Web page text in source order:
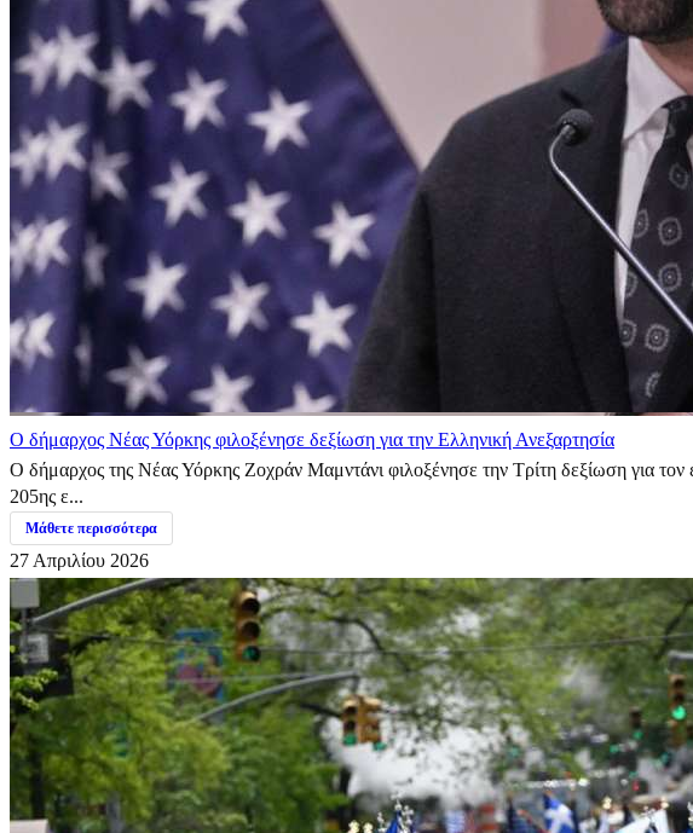
Ο δήμαρχος Νέας Υόρκης φιλοξένησε δεξίωση για την Ελληνική Ανεξαρτησία
Ο δήμαρχος της Νέας Υόρκης Ζοχράν Μαμντάνι φιλοξένησε την Τρίτη δεξίωση για τον
205ης ε...
Μάθετε περισσότερα
27 Απριλίου 2026